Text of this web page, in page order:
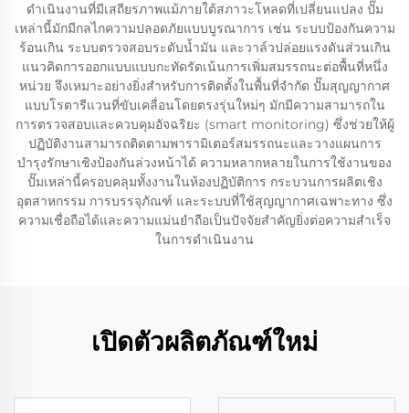
ดำเนินงานที่มีเสถียรภาพแม้ภายใต้สภาวะโหลดที่เปลี่ยนแปลง ปั๊ม
เหล่านี้มักมีกลไกความปลอดภัยแบบบูรณาการ เช่น ระบบป้องกันความ
ร้อนเกิน ระบบตรวจสอบระดับน้ำมัน และวาล์วปล่อยแรงดันส่วนเกิน
แนวคิดการออกแบบแบบกะทัดรัดเน้นการเพิ่มสมรรถนะต่อพื้นที่หนึ่ง
หน่วย จึงเหมาะอย่างยิ่งสำหรับการติดตั้งในพื้นที่จำกัด ปั๊มสุญญากาศ
แบบโรตารีแวนที่ขับเคลื่อนโดยตรงรุ่นใหม่ๆ มักมีความสามารถใน
การตรวจสอบและควบคุมอัจฉริยะ (smart monitoring) ซึ่งช่วยให้ผู้
ปฏิบัติงานสามารถติดตามพารามิเตอร์สมรรถนะและวางแผนการ
บำรุงรักษาเชิงป้องกันล่วงหน้าได้ ความหลากหลายในการใช้งานของ
ปั๊มเหล่านี้ครอบคลุมทั้งงานในห้องปฏิบัติการ กระบวนการผลิตเชิง
อุตสาหกรรม การบรรจุภัณฑ์ และระบบที่ใช้สุญญากาศเฉพาะทาง ซึ่ง
ความเชื่อถือได้และความแม่นยำถือเป็นปัจจัยสำคัญยิ่งต่อความสำเร็จ
ในการดำเนินงาน
เปิดตัวผลิตภัณฑ์ใหม่